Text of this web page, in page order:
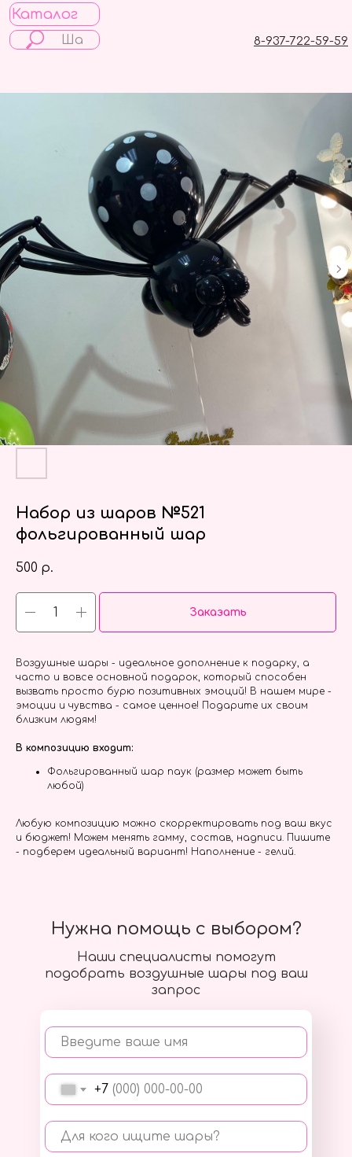
Каталог
8-937-722-59-59
Набор из шаров №521
фольгированный шар
500 р.
Заказать
Воздушные шары - идеальное дополнение к подарку, а
часто и вовсе основной подарок, который способен
вызвать просто бурю позитивных эмоций! В нашем мире -
эмоции и чувства - самое ценное! Подарите их своим
близким людям!
В композицию входит:
Фольгированный шар паук (размер может быть
любой)
Любую композицию можно скорректировать под ваш вкус
и бюджет! Можем менять гамму, состав, надписи. Пишите
- подберем идеальный вариант! Наполнение - гелий.
Наши специалисты помогут
подобрать воздушные шары под ваш
запрос
Введите ваше имя
+7
Для кого ищите шары?
Нужна помощь с выбором?